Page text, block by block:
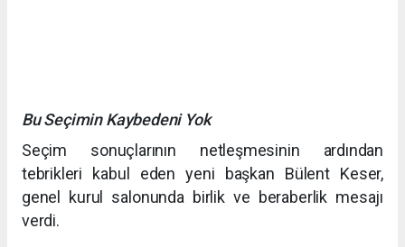
Bu Seçimin Kaybedeni Yok
Seçim sonuçlarının netleşmesinin ardından
tebrikleri kabul eden yeni başkan Bülent Keser,
genel kurul salonunda birlik ve beraberlik mesajı
verdi.